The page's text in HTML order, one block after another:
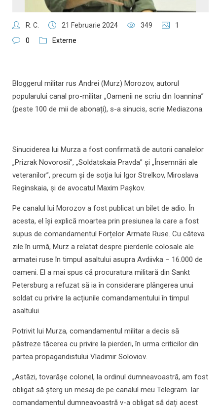
R. C. 21 Februarie 2024 349
1
0
Externe
Bloggerul militar rus Andrei (Murz) Morozov, autorul
popularului canal pro-militar „Oamenii ne scriu din Ioannina”
(peste 100 de mii de abonați), s-a sinucis, scrie Mediazona.
Sinuciderea lui Murza a fost confirmată de autorii canalelor
„Prizrak Novorosii”, „Soldatskaia Pravda” și „Însemnări ale
veteranilor”, precum și de soția lui Igor Strelkov, Miroslava
Reginskaia, și de avocatul Maxim Pașkov.
Pe canalul lui Morozov a fost publicat un bilet de adio. În
acesta, el își explică moartea prin presiunea la care a fost
supus de comandamentul Forțelor Armate Ruse. Cu câteva
zile în urmă, Murz a relatat despre pierderile colosale ale
armatei ruse în timpul asaltului asupra Avdiivka – 16.000 de
oameni. El a mai spus că procuratura militară din Sankt
Petersburg a refuzat să ia în considerare plângerea unui
soldat cu privire la acțiunile comandamentului în timpul
asaltului.
Potrivit lui Murza, comandamentul militar a decis să
păstreze tăcerea cu privire la pierderi, în urma criticilor din
partea propagandistului Vladimir Soloviov.
„Astăzi, tovarășe colonel, la ordinul dumneavoastră, am fost
obligat să șterg un mesaj de pe canalul meu Telegram. Iar
comandamentul dumneavoastră v-a obligat să dați acest